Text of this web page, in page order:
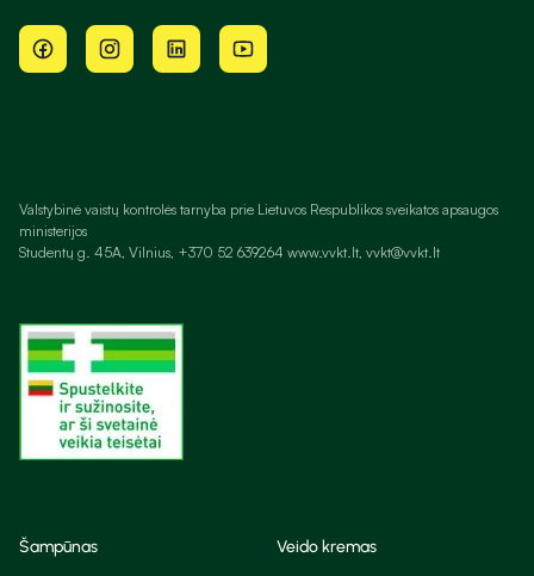
Valstybinė vaistų kontrolės tarnyba prie Lietuvos Respublikos sveikatos apsaugos
ministerijos
Studentų g. 45A, Vilnius, +370 52 639264 www.vvkt.lt, vvkt@vvkt.lt
Šampūnas Veido kremas